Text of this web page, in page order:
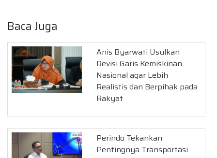
Baca Juga
Anis Byarwati Usulkan
Revisi Garis Kemiskinan
Nasional agar Lebih
Realistis dan Berpihak pada
Rakyat
Perindo Tekankan
Pentingnya Transportasi